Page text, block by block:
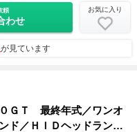
頼
わせ
お気に入り
が見ています
ＧＴ 最終年式／ワンオ
ド／ＨＩＤヘッドランプ